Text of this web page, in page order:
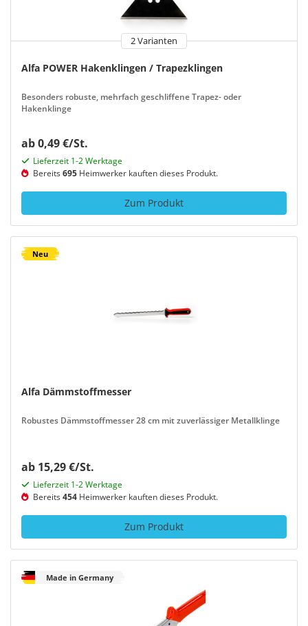
2 Varianten
Alfa POWER Hakenklingen / Trapezklingen
Besonders robuste, mehrfach geschliffene Trapez- oder
Hakenklinge
ab 0,49 €/St.
Lieferzeit 1-2 Werktage
Bereits695 Heimwerker kauften dieses Produkt.
Zum Produkt
Neu
Alfa Dämmstoffmesser
Robustes Dämmstoffmesser 28 cm mit zuverlässiger Metallklinge
ab 15,29 €/St.
Lieferzeit 1-2 Werktage
Bereits454 Heimwerker kauften dieses Produkt.
Zum Produkt
Made in Germany